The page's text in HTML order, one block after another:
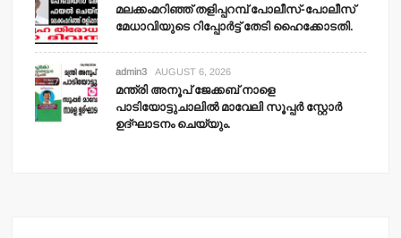
മലക്കംമറിഞ്ഞ് തളിപ്പറമ്പ് പോലീസ്-പോലീസ്
മേധാവിയുടെ റിപ്പോര്‍ട്ട് തേടി ഹൈക്കോടതി.
admin3 AUGUST 6, 2026
മന്ത്രി അനൂപ് ജേക്കബ് നാളെ
പാടിയോട്ടുചാലില്‍ മാവേലി സൂപ്പര്‍ സ്റ്റോര്‍
ഉദ്ഘാടനം ചെയ്യും.